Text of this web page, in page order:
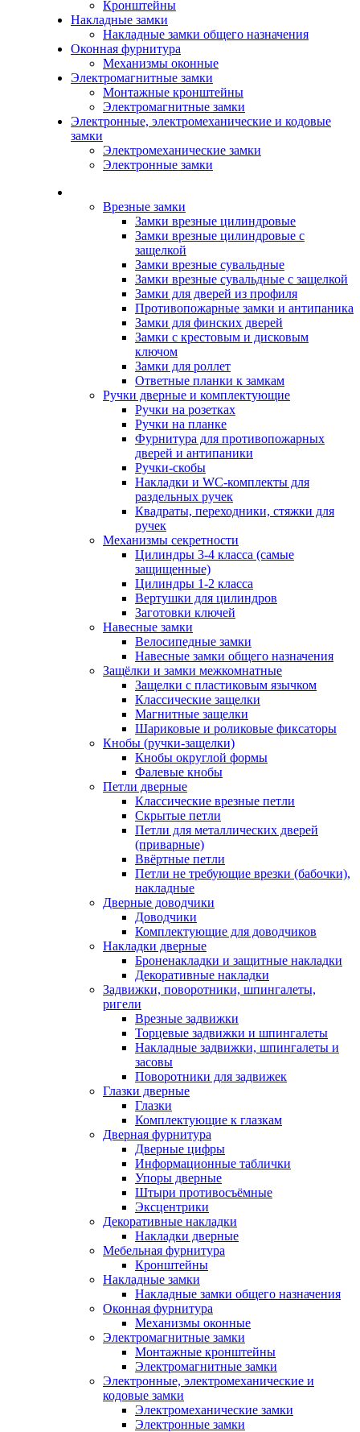
Кронштейны
Накладные замки
Накладные замки общего назначения
Оконная фурнитура
Механизмы оконные
Электромагнитные замки
Монтажные кронштейны
Электромагнитные замки
Электронные, электромеханические и кодовые
замки
Электромеханические замки
Электронные замки
Врезные замки
Замки врезные цилиндровые
Замки врезные цилиндровые с
защелкой
Замки врезные сувальдные
Замки врезные сувальдные с защелкой
Замки для дверей из профиля
Противопожарные замки и антипаника
Замки для финских дверей
Замки с крестовым и дисковым
ключом
Замки для роллет
Ответные планки к замкам
Ручки дверные и комплектующие
Ручки на розетках
Ручки на планке
Фурнитура для противопожарных
дверей и антипаники
Ручки-скобы
Накладки и WC-комплекты для
раздельных ручек
Квадраты, переходники, стяжки для
ручек
Механизмы секретности
Цилиндры 3-4 класса (самые
защищенные)
Цилиндры 1-2 класса
Вертушки для цилиндров
Заготовки ключей
Навесные замки
Велосипедные замки
Навесные замки общего назначения
Защёлки и замки межкомнатные
Защелки с пластиковым язычком
Классические защелки
Магнитные защелки
Шариковые и роликовые фиксаторы
Кнобы (ручки-защелки)
Кнобы округлой формы
Фалевые кнобы
Петли дверные
Классические врезные петли
Скрытые петли
Петли для металлических дверей
(приварные)
Ввёртные петли
Петли не требующие врезки (бабочки),
накладные
Дверные доводчики
Доводчики
Комплектующие для доводчиков
Накладки дверные
Броненакладки и защитные накладки
Декоративные накладки
Задвижки, поворотники, шпингалеты,
ригели
Врезные задвижки
Торцевые задвижки и шпингалеты
Накладные задвижки, шпингалеты и
засовы
Поворотники для задвижек
Глазки дверные
Глазки
Комплектующие к глазкам
Дверная фурнитура
Дверные цифры
Информационные таблички
Упоры дверные
Штыри противосъёмные
Эксцентрики
Декоративные накладки
Накладки дверные
Мебельная фурнитура
Кронштейны
Накладные замки
Накладные замки общего назначения
Оконная фурнитура
Механизмы оконные
Электромагнитные замки
Монтажные кронштейны
Электромагнитные замки
Электронные, электромеханические и
кодовые замки
Электромеханические замки
Электронные замки